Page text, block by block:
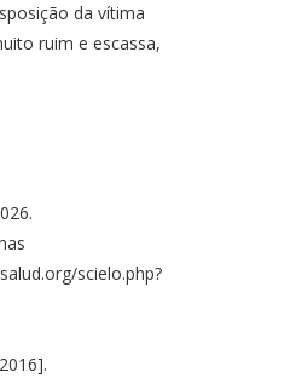
da vítima
ruim e escassa,
scielo.php?